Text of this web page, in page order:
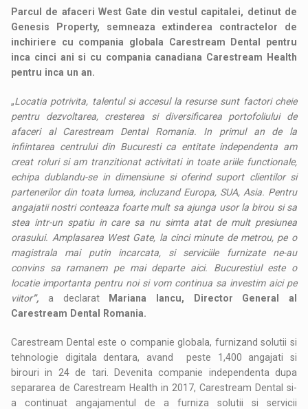
Parcul de afaceri West Gate din vestul capitalei, detinut de
Genesis Property, semneaza extinderea contractelor de
inchiriere cu compania globala Carestream Dental pentru
inca cinci ani si cu compania canadiana Carestream Health
pentru inca un an.
„Locatia potrivita, talentul si accesul la resurse sunt factori cheie
pentru dezvoltarea, cresterea si diversificarea portofoliului de
afaceri al Carestream Dental Romania. In primul an de la
infiintarea centrului din Bucuresti ca entitate independenta am
creat roluri si am tranzitionat activitati in toate ariile functionale,
echipa dublandu-se in dimensiune si oferind suport clientilor si
partenerilor din toata lumea, incluzand Europa, SUA, Asia. Pentru
angajatii nostri conteaza foarte mult sa ajunga usor la birou si sa
stea intr-un spatiu in care sa nu simta atat de mult presiunea
orasului. Amplasarea West Gate, la cinci minute de metrou, pe o
magistrala mai putin incarcata, si serviciile furnizate ne-au
convins sa ramanem pe mai departe aici. Bucurestiul este o
locatie importanta pentru noi si vom continua sa investim aici pe
viitor”, a declaratMariana Iancu, Director General al
Carestream Dental Romania.
Carestream Dental este o companie globala, furnizand solutii si
tehnologie digitala dentara, avand peste 1,400 angajati si
birouri in 24 de tari. Devenita companie independenta dupa
separarea de Carestream Health in 2017, Carestream Dental si-
a continuat angajamentul de a furniza solutii si servicii